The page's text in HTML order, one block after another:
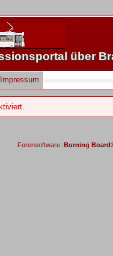
über
Impressum
Forensoftware: Burning